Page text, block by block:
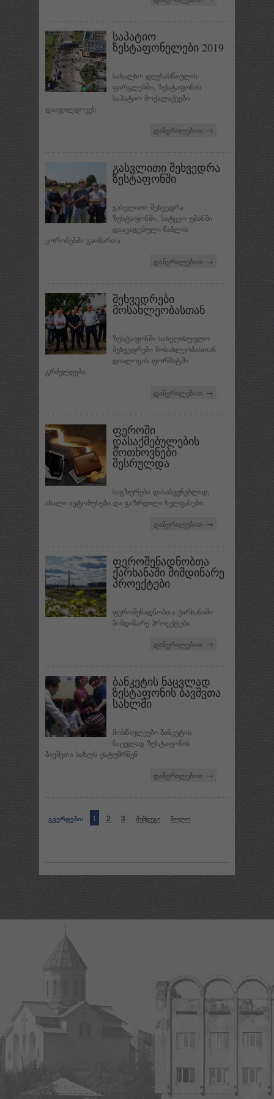
საპატიო
ზესტაფონელები 2019
სახალხო დღესასწაულის
ფარგლებში, ზესტაფონის
საპატიო მოქალაქეები
დააჯილდოვეს
დაწვრილებით →
გასვლითი შეხვედრა
ზესტაფონში
გასვლითი შეხვედრა
ზესტაფონში, სატყეო უბანში
დაავადებული წაბლის
კორომებში გაიმართა
დაწვრილებით →
შეხვედრები
მოსახლეობასთან
ზესტაფონში სახელისუფლო
შეხვედრები მოსახლეობასთან
დიალოგის ფორმატში
გრძელდება
დაწვრილებით →
ფეროში
დასაქმებულების
მოთხოვნები
შესრულდა
საგზურები დასასვენებლად,
ახალი ავტობუსები და გაზრდილი ხელფასები
დაწვრილებით →
ფეროშენადნობთა
ქარხანაში მიმდინარე
პროექტები
ფეროშენადნობთა ქარხანაში
მიმდინარე პროექტები
დაწვრილებით →
ბანკეტის ნაცვლად
ზესტაფონის ბავშვთა
სახლში
მოსწავლეები ბანკეტის
ნაცვლად ზესტაფონის
ბავშვთა სახლს ესტუმრნენ
დაწვრილებით →
გვერდები: 1 2 3 შემდეგი ბოლო